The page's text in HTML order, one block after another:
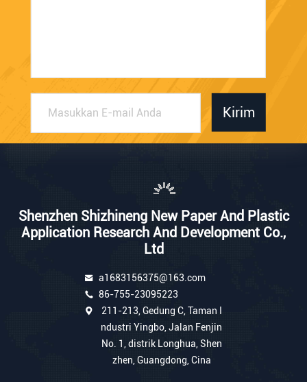
Kirim
Shenzhen Shizhineng New Paper And Plastic
Application Research And Development Co.,
Ltd
a1683156375@163.com
86-755-23095223
211-213, Gedung C, Taman I
ndustri Yingbo, Jalan Fenjin
No. 1, distrik Longhua, Shen
zhen, Guangdong, Cina